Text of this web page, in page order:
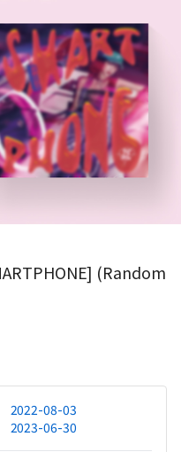
(Random
2022-08-03
2023-06-30